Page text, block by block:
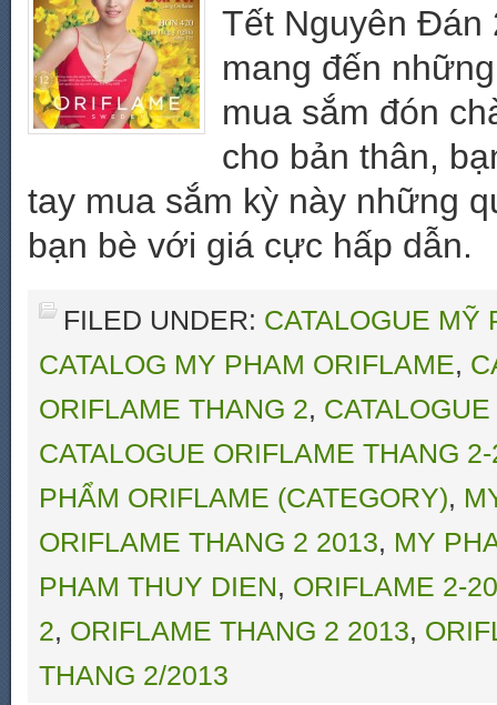
Tết Nguyên Đán
mang đến
mua sắm đón
cho bản thân,
tay mua sắm kỳ này những
bạn bè với giá cực hấp dẫn.
FILED UNDER: CATALOGUE MỸ
CATALOG MY PHAM ORIFLAME,
ORIFLAME THANG 2,
CATALOGUE ORIFLAME THANG
PHẨM ORIFLAME (CATEGORY),
ORIFLAME THANG 2 2013, MY
PHAM THUY DIEN, ORIFLAME 2-
2, ORIFLAME THANG 2 2013,
THANG 2/2013